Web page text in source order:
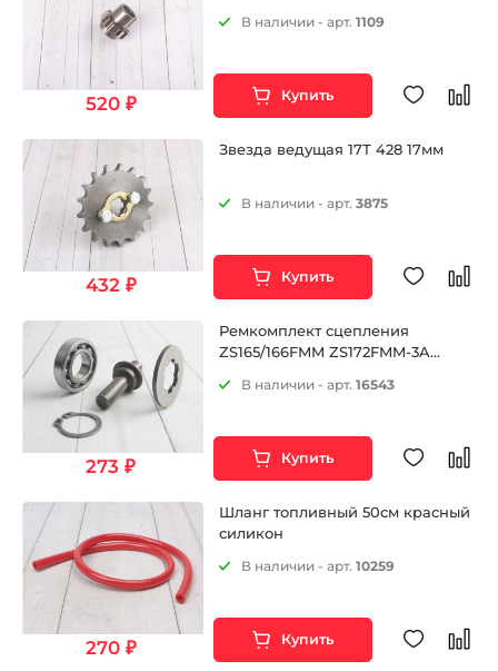
520 ₽
В наличии - арт.1109
Купить
432 ₽
Звезда ведущая 17Т 428 17мм
В наличии - арт.3875
Купить
273 ₽
Ремкомплект сцепления
ZS165/166FMM ZS172FMM-3A
В наличии - арт.16543
Купить
270 ₽
Шланг топливный 50см красный
силикон
В наличии - арт.10259
Купить